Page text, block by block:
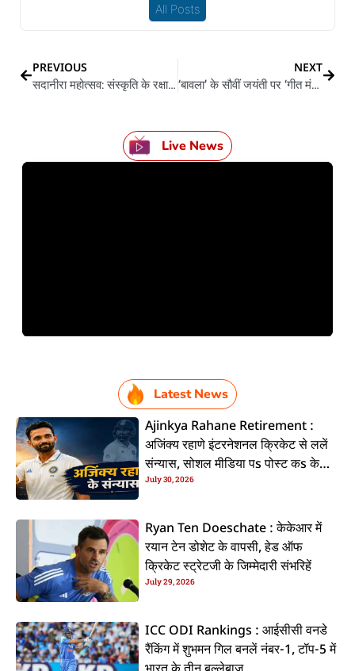
All Posts
PREVIOUS
सदानीरा महोत्सव: संस्कृति के रक्षा ला मानवीय संवेदना बचावल जरूरी बा…
NEXT
‘बावला’ के सौवीं जयंती पर ‘गीत मंजरी’ के विमोचन
Live News
Latest News
Ajinkya Rahane Retirement :
अजिंक्य रहाणे इंटरनेशनल क्रिकेट से ललें
संन्यास, सोशल मीडिया पs पोस्ट कs के
कइलें एलान
July 30, 2026
Ryan Ten Doeschate : केकेआर में
रयान टेन डोशेट के वापसी, हेड ऑफ
क्रिकेट स्ट्रेटजी के जिम्मेदारी संभरिहें
July 29, 2026
ICC ODI Rankings : आईसीसी वनडे
रैंकिंग में शुभमन गिल बनलें नंबर-1, टॉप-5 में